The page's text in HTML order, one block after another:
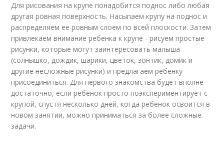
Для рисования на крупе понадобится поднос либо любая
другая ровная поверхность. Насыпаем крупу на поднос и
распределяем ее ровным слоем по всей плоскости. Затем
привлекаем внимание ребенка к крупе - рисуем простые
рисунки, которые могут заинтересовать малыша
(солнышко, дождик, шарики, цветок, зонтик, домик и
другие несложные рисунки) и предлагаем ребёнку
присоединиться. Для первого знакомства будет вполне
достаточно, если ребенок просто поэкспериментирует с
крупой, спустя несколько дней, когда ребенок освоится в
новом занятии, можно приниматься за более сложные
задачи.